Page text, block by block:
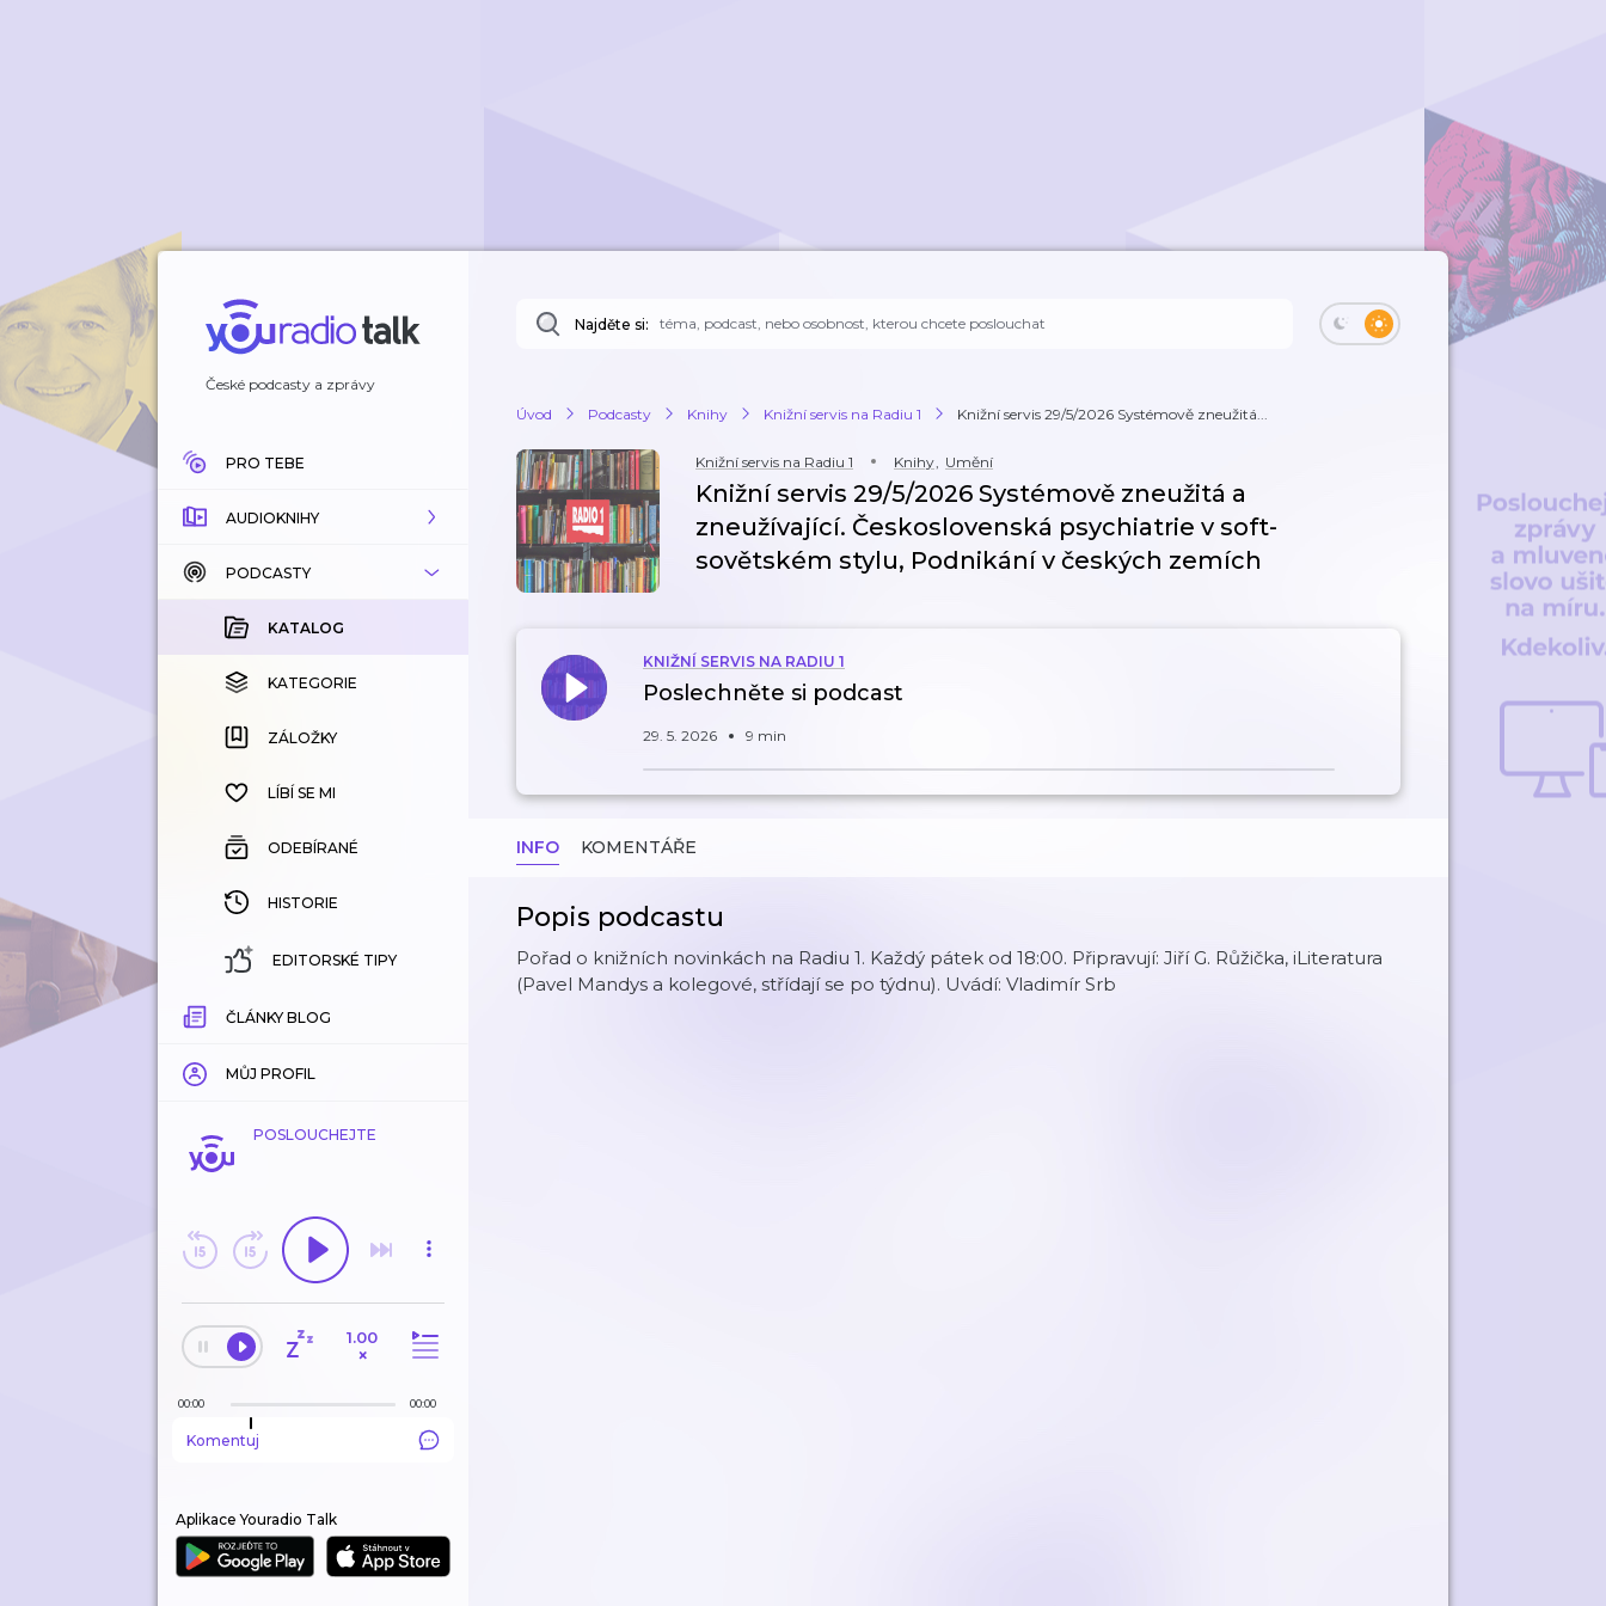
České podcasty a zprávy
PRO TEBE
AUDIOKNIHY
KATALOG
KOUPENÉ
KATEGORIE
ZÁLOŽKY
HISTORIE
PODCASTY
KATALOG
KATEGORIE
ZÁLOŽKY
LÍBÍ SE MI
ODEBÍRANÉ
HISTORIE
EDITORSKÉ TIPY
ČLÁNKY BLOG
MŮJ PROFIL
POSLOUCHEJTE
1.00
×
00:00 00:00
Komentuj
Aplikace Youradio Talk
Najděte si:
Úvod Podcasty Knihy Knižní servis na Radiu 1 Knižní servis 29/5/2026 Systémově zneužitá...
Knižní servis na Radiu 1 Knihy, Umění
Knižní servis 29/5/2026 Systémově zneužitá a
zneužívající. Československá psychiatrie v soft-
sovětském stylu, Podnikání v českých zemích
KNIŽNÍ SERVIS NA RADIU 1
Poslechněte si podcast
29. 5. 2026 9 min
INFO KOMENTÁŘE
Popis podcastu
Pořad o knižních novinkách na Radiu 1. Každý pátek od 18:00. Připravují: Jiří G. Růžička, iLiteratura
(Pavel Mandys a kolegové, střídají se po týdnu). Uvádí: Vladimír Srb